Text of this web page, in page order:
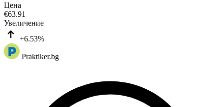
Цена
€63.91
Увеличение
+6.53%
Praktiker.bg